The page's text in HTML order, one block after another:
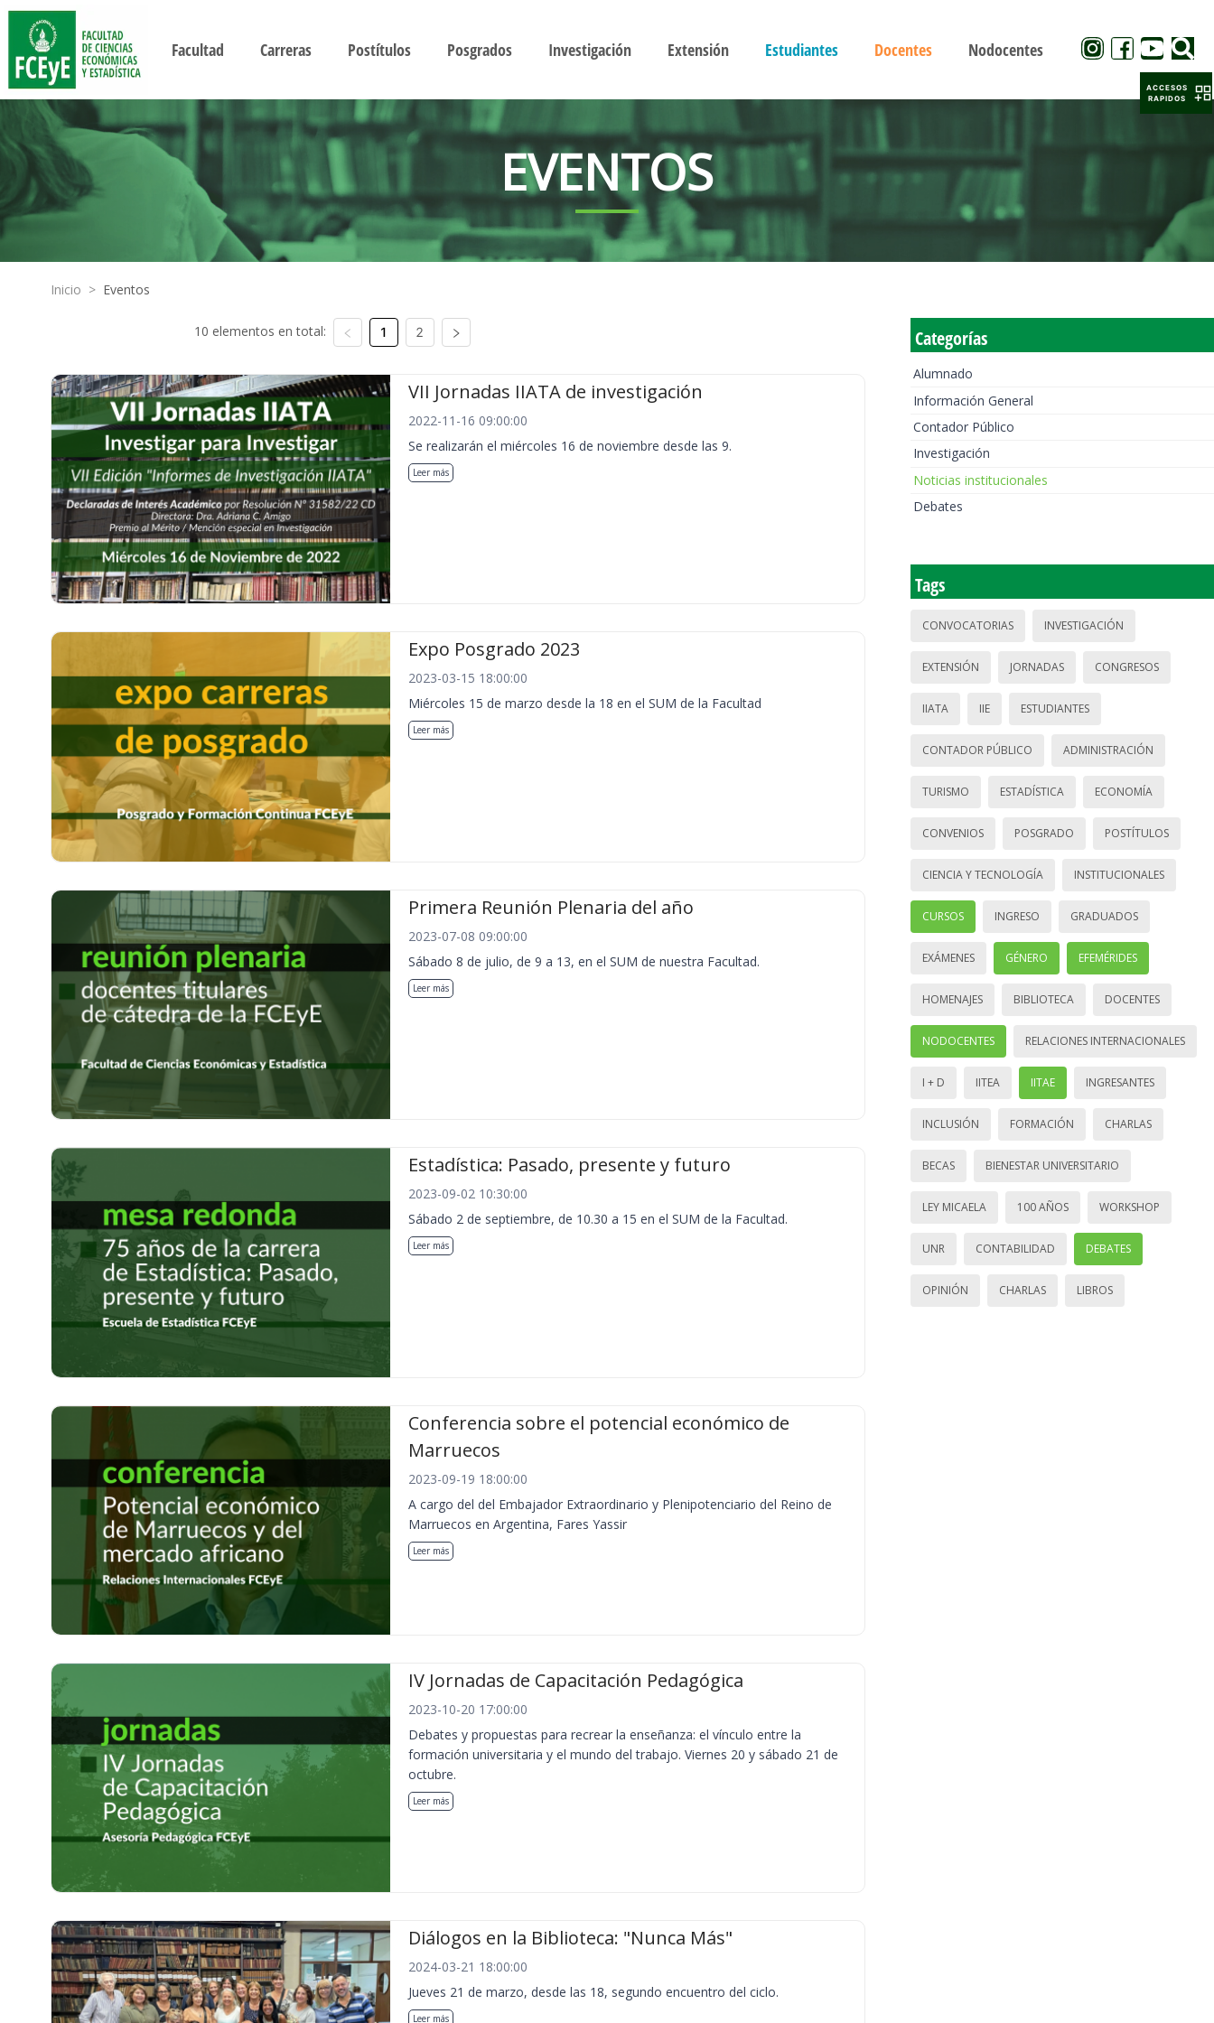
Facultad Carreras Postítulos Posgrados Investigación Extensión Estudiantes Docentes Nodocentes
EVENTOS
Inicio > Eventos
10 elementos en total: 1 2
VII Jornadas IIATA de investigación
2022-11-16 09:00:00
Se realizarán el miércoles 16 de noviembre desde las 9.
Leer más
Expo Posgrado 2023
2023-03-15 18:00:00
Miércoles 15 de marzo desde la 18 en el SUM de la Facultad
Leer más
Primera Reunión Plenaria del año
2023-07-08 09:00:00
Sábado 8 de julio, de 9 a 13, en el SUM de nuestra Facultad.
Leer más
Estadística: Pasado, presente y futuro
2023-09-02 10:30:00
Sábado 2 de septiembre, de 10.30 a 15 en el SUM de la Facultad.
Leer más
Conferencia sobre el potencial económico de
Marruecos
2023-09-19 18:00:00
A cargo del del Embajador Extraordinario y Plenipotenciario del Reino de
Marruecos en Argentina, Fares Yassir
Leer más
IV Jornadas de Capacitación Pedagógica
2023-10-20 17:00:00
Debates y propuestas para recrear la enseñanza: el vínculo entre la
formación universitaria y el mundo del trabajo. Viernes 20 y sábado 21 de
octubre.
Leer más
Diálogos en la Biblioteca: "Nunca Más"
2024-03-21 18:00:00
Jueves 21 de marzo, desde las 18, segundo encuentro del ciclo.
Leer más
Categorías
Alumnado
Información General
Contador Público
Investigación
Noticias institucionales
Debates
Tags
CONVOCATORIAS INVESTIGACIÓN
EXTENSIÓN JORNADAS CONGRESOS
IIATA IIE ESTUDIANTES
CONTADOR PÚBLICO ADMINISTRACIÓN
TURISMO ESTADÍSTICA ECONOMÍA
CONVENIOS POSGRADO POSTÍTULOS
CIENCIA Y TECNOLOGÍA INSTITUCIONALES
CURSOS INGRESO GRADUADOS
EXÁMENES GÉNERO EFEMÉRIDES
HOMENAJES BIBLIOTECA DOCENTES
NODOCENTES RELACIONES INTERNACIONALES
I + D IITEA IITAE INGRESANTES
INCLUSIÓN FORMACIÓN CHARLAS
BECAS BIENESTAR UNIVERSITARIO
LEY MICAELA 100 AÑOS WORKSHOP
UNR CONTABILIDAD DEBATES
OPINIÓN CHARLAS LIBROS
ACCESOS
RAPIDOS